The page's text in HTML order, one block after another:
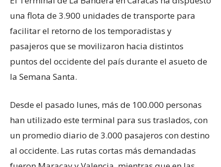
una flota de 3.900 unidades de transporte para
facilitar el retorno de los temporadistas y
pasajeros que se movilizaron hacia distintos
puntos del occidente del país durante el asueto de
la Semana Santa.
Desde el pasado lunes, más de 100.000 personas
han utilizado este terminal para sus traslados, con
un promedio diario de 3.000 pasajeros con destino
al occidente. Las rutas cortas más demandadas